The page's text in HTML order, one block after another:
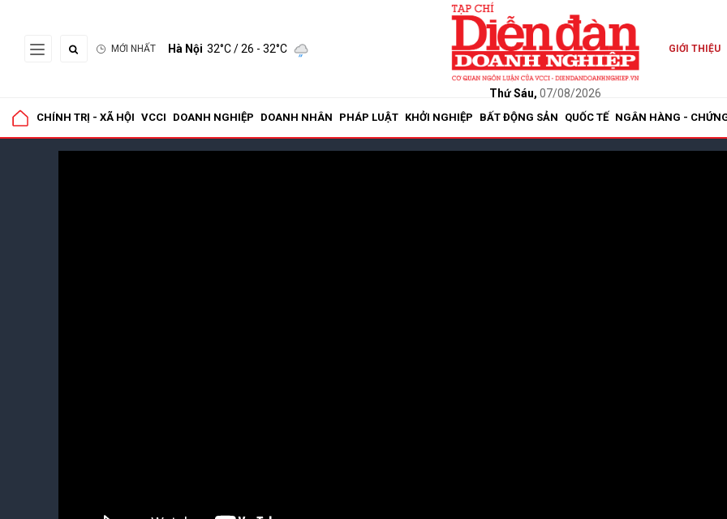
MỚI NHẤT Hà Nội 32°C/ 26 - 32°C
Thứ Sáu, 07/08/2026
GIỚI THIỆU
CHÍNH TRỊ - XÃ HỘI VCCI DOANH NGHIỆP DOANH NHÂN PHÁP LUẬT KHỞI NGHIỆP BẤT ĐỘNG SẢN QUỐC TẾ NGÂN HÀNG -